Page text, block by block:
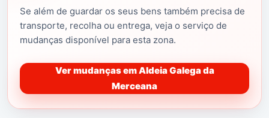
Se além de guardar os seus bens também precisa de
transporte, recolha ou entrega, veja o serviço de
mudanças disponível para esta zona.
Ver mudanças em Aldeia Galega da
Merceana